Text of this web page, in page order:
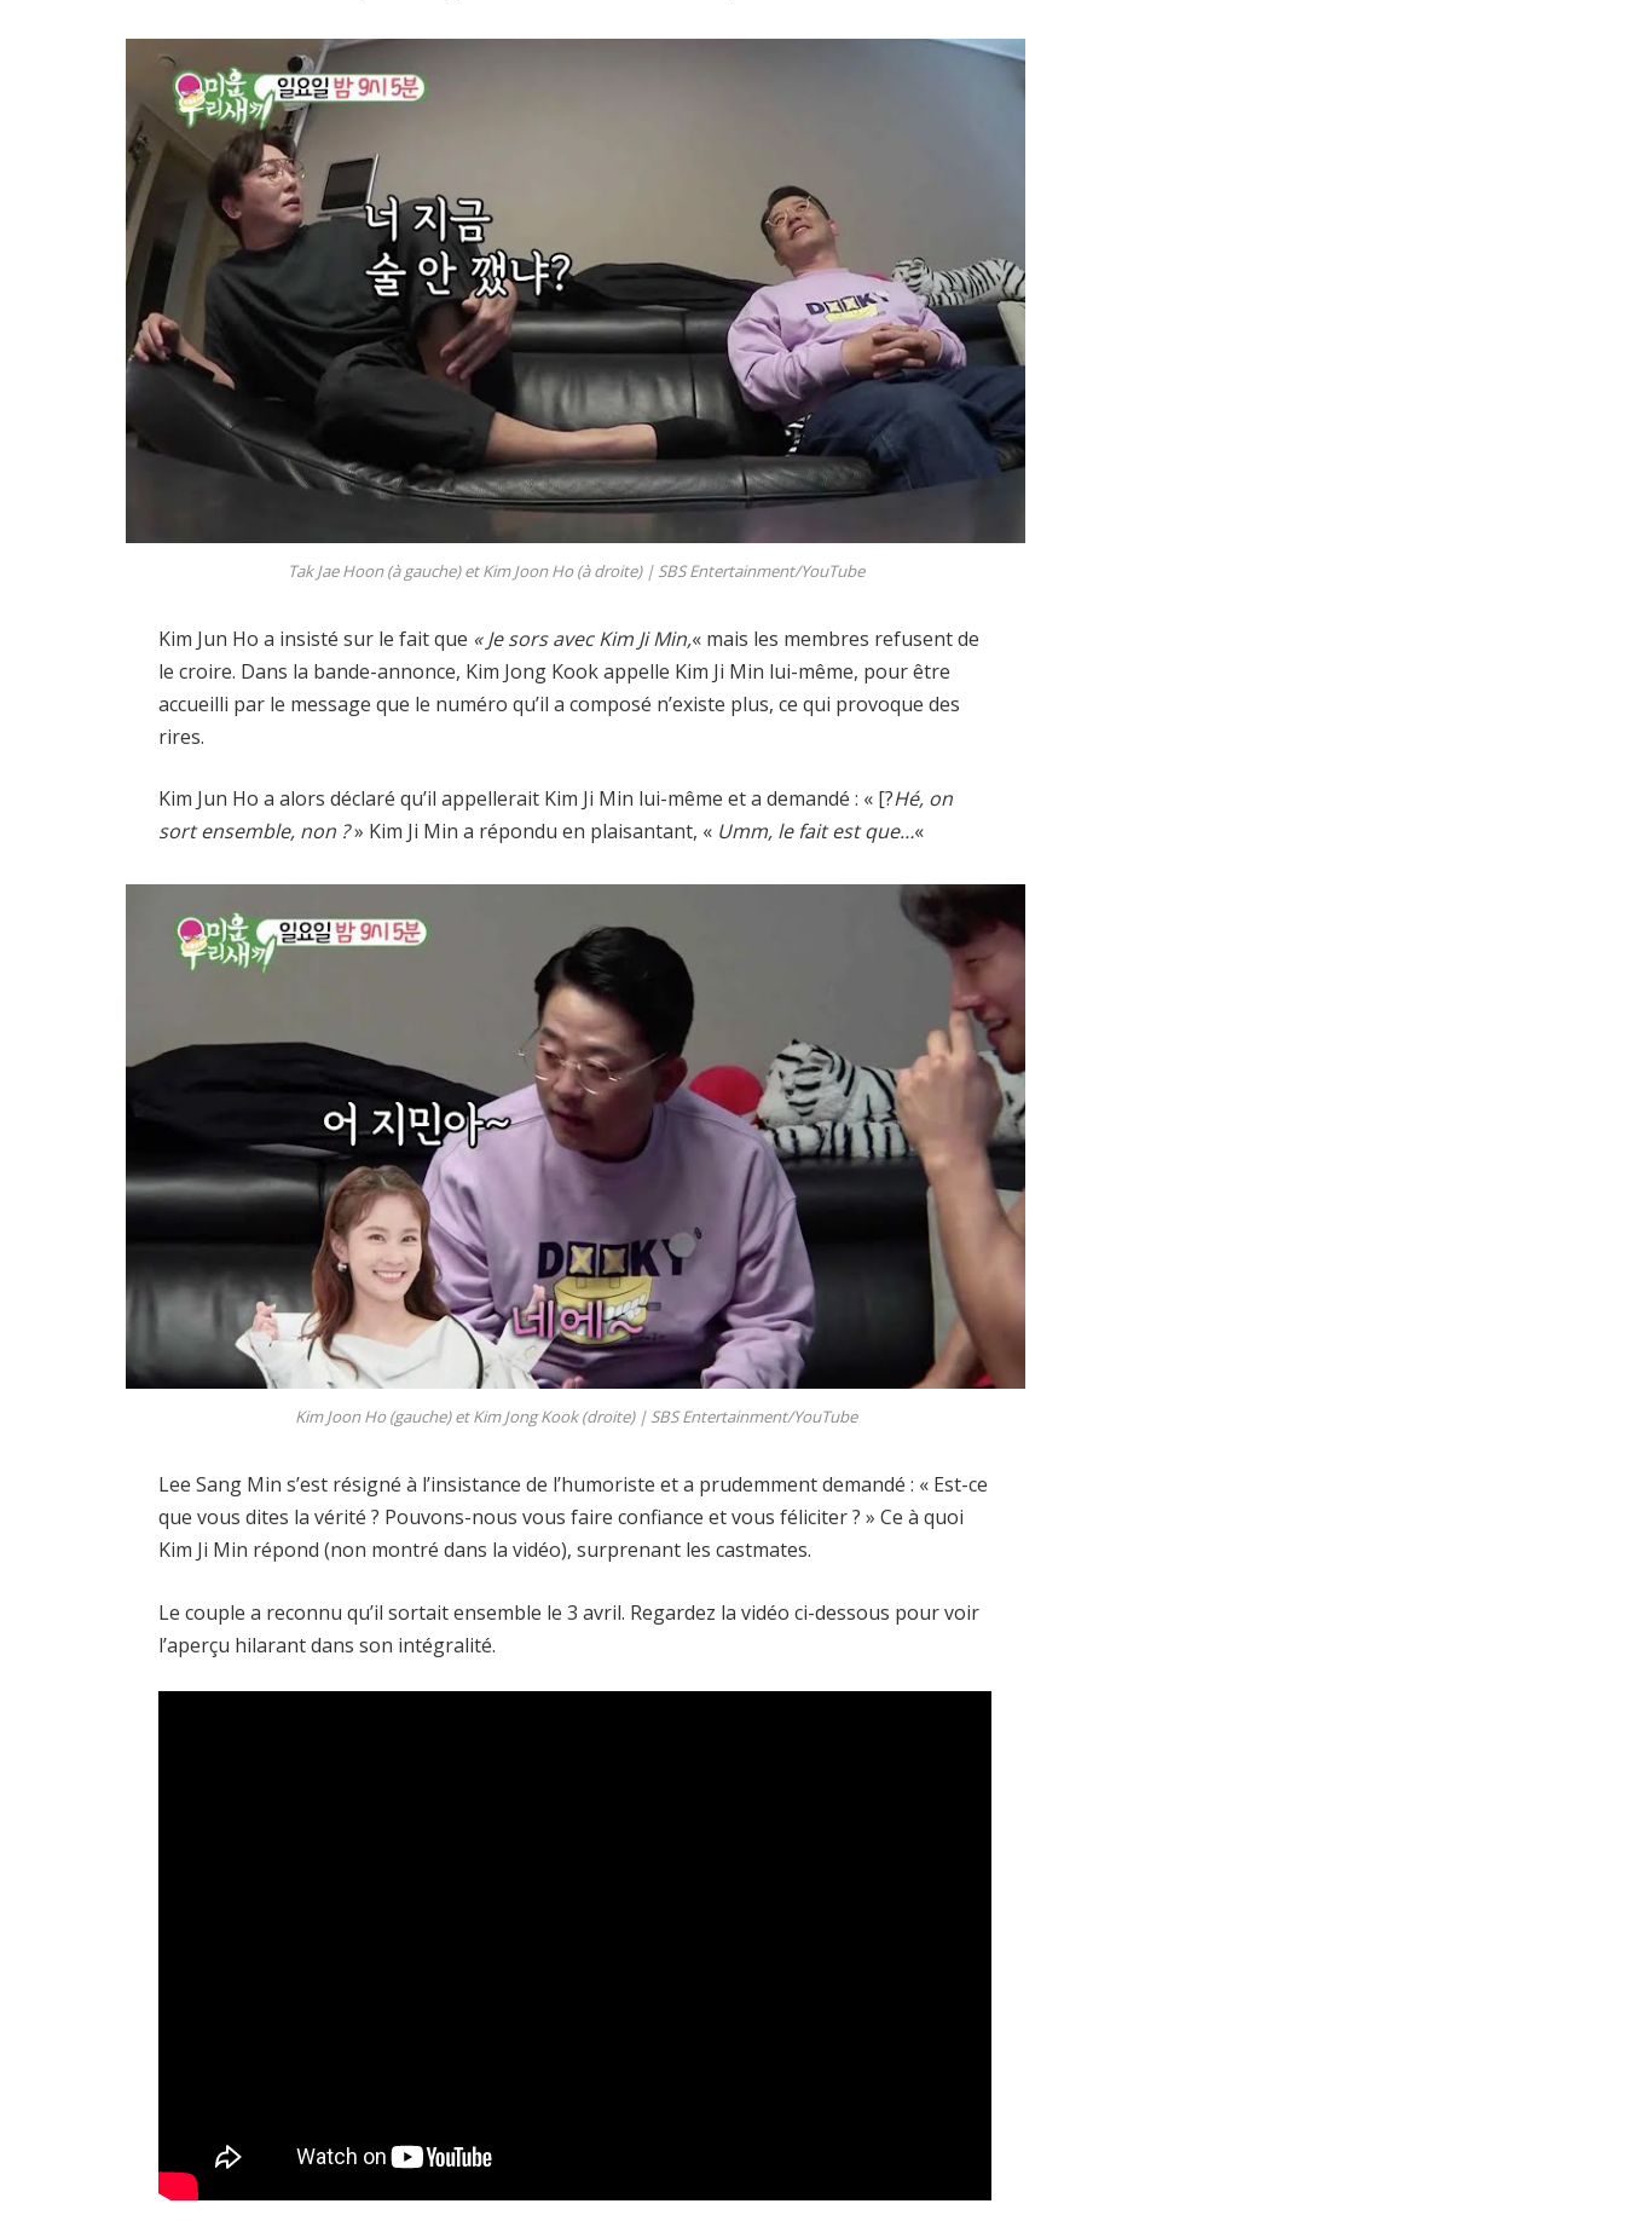
Tak Jae Hoon (à gauche) et Kim Joon Ho (à droite) | SBS Entertainment/YouTube
Kim Jun Ho a insisté sur le fait que « Je sors avec Kim Ji Min,« mais les membres refusent de
le croire. Dans la bande-annonce, Kim Jong Kook appelle Kim Ji Min lui-même, pour être
accueilli par le message que le numéro qu’il a composé n’existe plus, ce qui provoque des
rires.
Kim Jun Ho a alors déclaré qu’il appellerait Kim Ji Min lui-même et a demandé : « [?Hé, on
sort ensemble, non ?» Kim Ji Min a répondu en plaisantant, « Umm, le fait est que…«
Kim Joon Ho (gauche) et Kim Jong Kook (droite) | SBS Entertainment/YouTube
Lee Sang Min s’est résigné à l’insistance de l’humoriste et a prudemment demandé : « Est-ce
que vous dites la vérité ? Pouvons-nous vous faire confiance et vous féliciter ? » Ce à quoi
Kim Ji Min répond (non montré dans la vidéo), surprenant les castmates.
Le couple a reconnu qu’il sortait ensemble le 3 avril. Regardez la vidéo ci-dessous pour voir
l’aperçu hilarant dans son intégralité.